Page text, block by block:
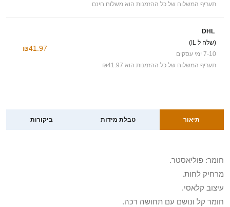
תעריף המשלוח של כל ההזמנות הוא משלוח חינם
DHL
(שלח ל IL)
7-10 ימי עסקים
תעריף המשלוח של כל ההזמנות הוא ₪41.97
₪41.97
תיאור טבלת מידות ביקורות
חומר: פוליאסטר.
מרחיק לחות.
עיצוב קלאסי.
חומר קל ונושם עם תחושה רכה.